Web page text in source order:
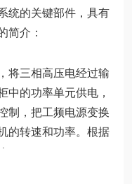
统的关键部件，具有
简介：
将三相高压电经过输
中的功率单元供电，
制，把工频电源变换
的转速和功率。根据